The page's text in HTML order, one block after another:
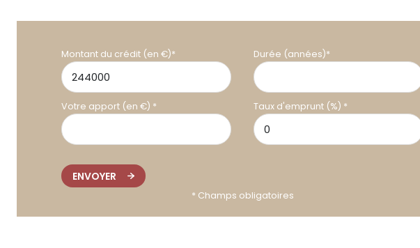
Montant du crédit (en €)* Durée (années)*
Votre apport (en €) * Taux d'emprunt (%) *
ENVOYER
* Champs obligatoires